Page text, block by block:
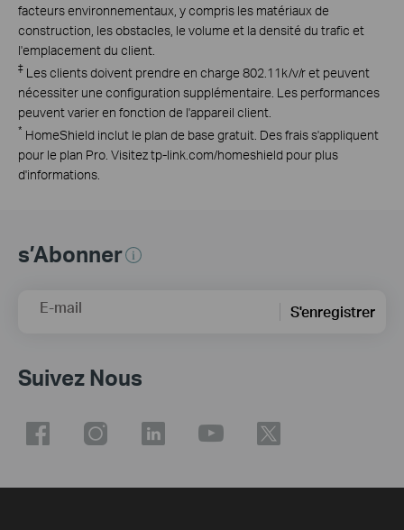
facteurs environnementaux, y compris les matériaux de
construction, les obstacles, le volume et la densité du trafic et
l'emplacement du client.
‡ Les clients doivent prendre en charge 802.11k/v/r et peuvent
nécessiter une configuration supplémentaire. Les performances
peuvent varier en fonction de l'appareil client.
* HomeShield inclut le plan de base gratuit. Des frais s'appliquent
pour le plan Pro. Visitez tp-link.com/homeshield pour plus
d'informations.
s’Abonner
E-mail S'enregistrer
Suivez Nous